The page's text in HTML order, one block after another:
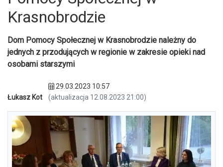
Krasnobrodzie
Dom Pomocy Społecznej w Krasnobrodzie należny do
jednych z przodujących w regionie w zakresie opieki nad
osobami starszymi
Łukasz Kot
29.03.2023 10:57
(aktualizacja 12.08.2023 21:00)